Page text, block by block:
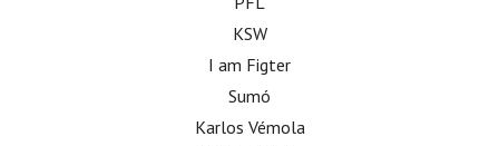
KSW
I am Figter
Sumó
Karlos Vémola